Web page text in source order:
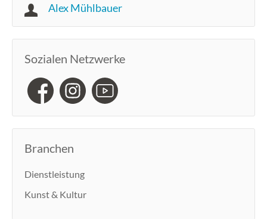
Alex Mühlbauer
Sozialen Netzwerke
Branchen
Dienstleistung
Kunst & Kultur